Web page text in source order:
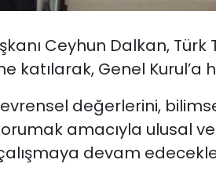
Ceyhun Dalkan, Türk
katılarak, Genel Kurul’a
değerlerini, bilimsel
amacıyla ulusal
devam